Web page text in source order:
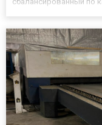
вашего пушистого